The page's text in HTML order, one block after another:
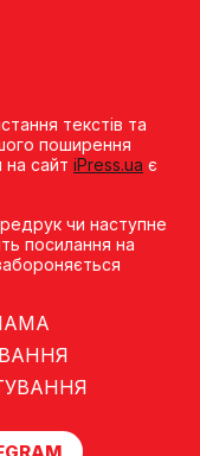
текстів та
поширення
на сайт iPress.ua є
чи наступне
посилання на